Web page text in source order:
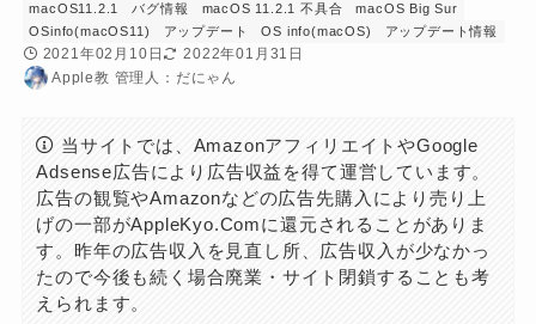
macOS11.2.1
バグ情報 macOS 11.2.1 不具合
macOS Big Sur
OSinfo(macOS11)
アップデート OS info(macOS) アップデート情報
2021年02月10日
2022年01月31日
Apple教 管理人：だにゃん
当サイトでは、AmazonアフィリエイトやGoogle
Adsense広告により広告収益を得て運営しています。
広告の観覧やAmazonなどの広告先購入により売り上
げの一部がAppleKyo.Comに還元されることがありま
す。昨年の広告収入を見直し所、広告収入が少なかっ
たので今後も続く場合廃業・サイト閉鎖することも考
えられます。